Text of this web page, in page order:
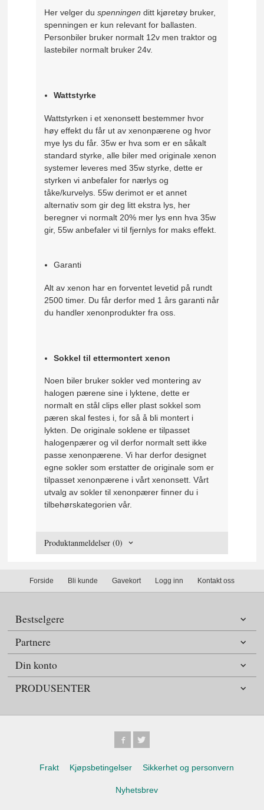
Her velger du spenningenditt kjøretøy bruker,
spenningen er kun relevant for ballasten.
Personbiler bruker normalt 12v men traktor og
lastebiler normalt bruker 24v.
Wattstyrke
Wattstyrken i et xenonsett bestemmer hvor
høy effekt du får ut av xenonpærene og hvor
mye lys du får. 35w er hva som er en såkalt
standard styrke, alle biler med originale xenon
systemer leveres med 35w styrke, dette er
styrken vi anbefaler for nærlys og
tåke/kurvelys. 55w derimot er et annet
alternativ som gir deg litt ekstra lys, her
beregner vi normalt 20% mer lys enn hva 35w
gir, 55w anbefaler vi til fjernlys for maks effekt.
Garanti
Alt av xenon har en forventet levetid på rundt
2500 timer. Du får derfor med 1 års garanti når
du handler xenonprodukter fra oss.
Sokkel til ettermontert xenon
Noen biler bruker sokler ved montering av
halogen pærene sine i lyktene, dette er
normalt en stål clips eller plast sokkel som
pæren skal festes i, for så å bli montert i
lykten. De originale soklene er tilpasset
halogenpærer og vil derfor normalt sett ikke
passe xenonpærene. Vi har derfor designet
egne sokler som erstatter de originale som er
tilpasset xenonpærene i vårt xenonsett. Vårt
utvalg av sokler til xenonpærer finner du i
tilbehørskategorien vår.
Produktanmeldelser (0)
Forside Bli kunde Gavekort Logg inn Kontakt oss
Bestselgere
Partnere
Din konto
PRODUSENTER
Frakt Kjøpsbetingelser Sikkerhet og personvern
Nyhetsbrev